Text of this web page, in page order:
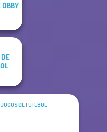
OBBY
DE
JOGOS DE FUTEBOL